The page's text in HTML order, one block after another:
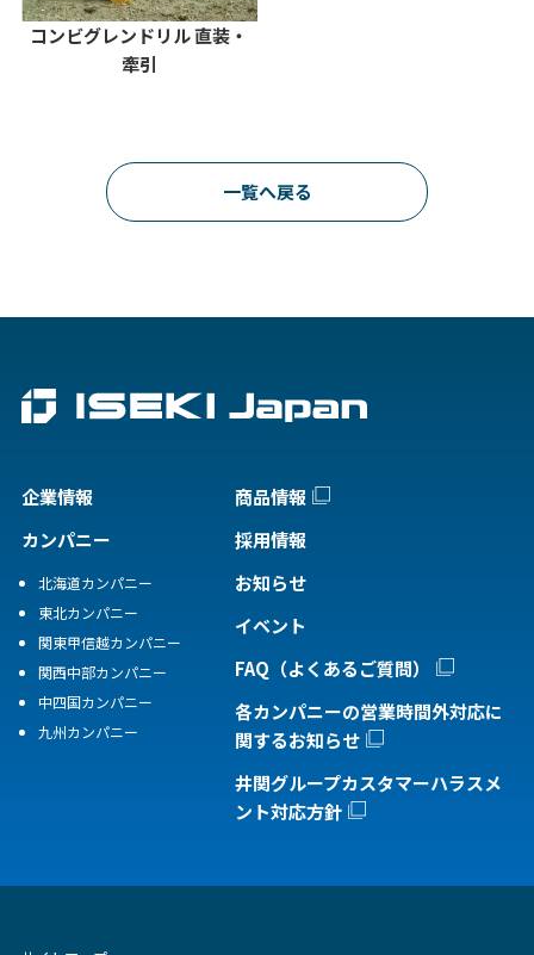
コンビグレンドリル 直装・
牽引
一覧へ戻る
企業情報
カンパニー
北海道カンパニー
東北カンパニー
関東甲信越カンパニー
関西中部カンパニー
中四国カンパニー
九州カンパニー
商品情報
採用情報
お知らせ
イベント
FAQ（よくあるご質問）
各カンパニーの営業時間外対応に
関するお知らせ
井関グループカスタマーハラスメ
ント対応方針